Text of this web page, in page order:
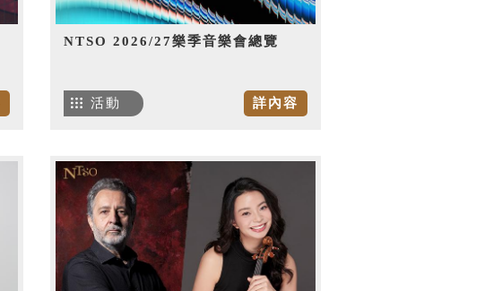
NTSO 2026/27樂季音樂會總覽
詳內容
活動